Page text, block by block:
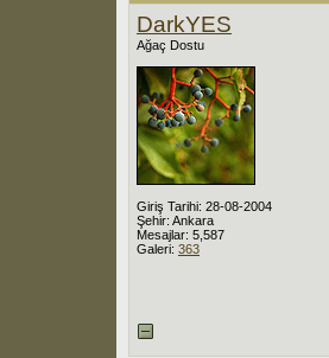
DarkYES
Ağaç Dostu
Giriş Tarihi: 28-08-2004
Şehir: Ankara
Mesajlar: 5,587
Galeri: 363